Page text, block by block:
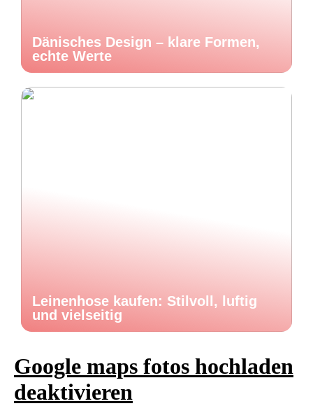
Dänisches Design – klare Formen,
echte Werte
Leinenhose kaufen: Stilvoll, luftig
und vielseitig
Google maps fotos hochladen
deaktivieren